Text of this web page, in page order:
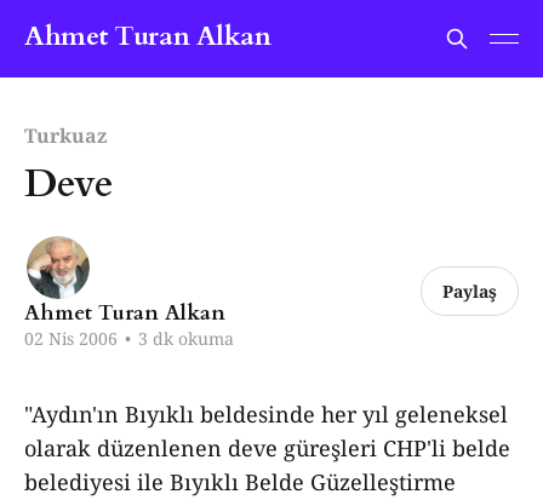
Ahmet Turan Alkan
Turkuaz
Deve
Ahmet Turan Alkan
02 Nis 2006 • 3 dk okuma
Paylaş
"Aydın'ın Bıyıklı beldesinde her yıl geleneksel
olarak düzenlenen deve güreşleri CHP'li belde
belediyesi ile Bıyıklı Belde Güzelleştirme